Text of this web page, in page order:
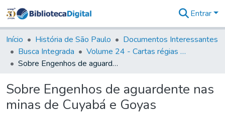
&
Coleções
Tudo na
Biblioteca
Estatísticas
Entrar
Início História de São Paulo
Documentos Interessantes
Busca Integrada
Volume 24 - Cartas régias e provisões (1730- 1738)
Sobre Engenhos de aguardente nas minas de Cuyabá e Goyas
Sobre Engenhos de aguardente nas
minas de Cuyabá e Goyas